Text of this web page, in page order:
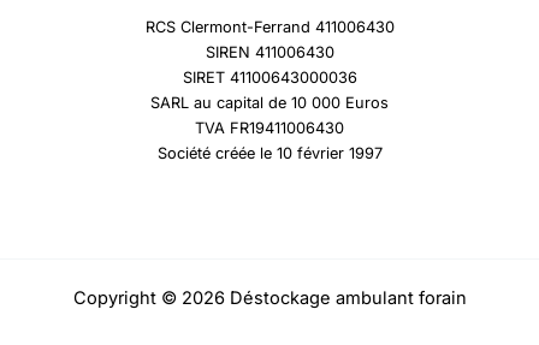
RCS Clermont-Ferrand 411006430
SIREN 411006430
SIRET 41100643000036
SARL au capital de 10 000 Euros
TVA FR19411006430
Société créée le 10 février 1997
Copyright © 2026 Déstockage ambulant forain